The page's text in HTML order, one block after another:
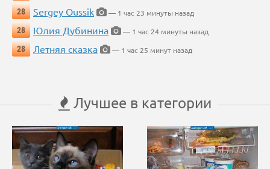
28
Sergey Oussik
— 1 час 23 минуты назад
28
Юлия Дубинина
— 1 час 24 минуты назад
28
Летняя сказка — 1 час 25 минут назад
Лучшее в категории